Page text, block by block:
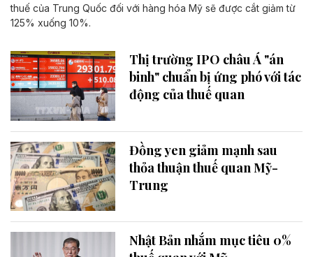
thuế của Trung Quốc đối với hàng hóa Mỹ sẽ được cắt giảm từ
125% xuống 10%.
Thị trường IPO châu Á "án
binh" chuẩn bị ứng phó với tác
động của thuế quan
Đồng yen giảm mạnh sau
thỏa thuận thuế quan Mỹ-
Trung
Nhật Bản nhắm mục tiêu 0%